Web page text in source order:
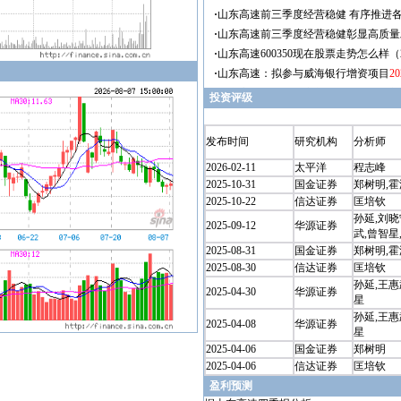
投资评级
发布时间 研究机构 分析师
2026-02-11 太平洋
程志峰
2025-10-31
国金证券
郑树明,
2025-10-22
信达证券
匡培钦
2025-09-12
华源证券
孙延,刘
武,曾智
2025-08-31
国金证券
郑树明,
2025-08-30
信达证券
匡培钦
2025-04-30
华源证券
孙延,王
星
2025-04-08
华源证券
孙延,王
星
2025-04-06
国金证券
郑树明
2025-04-06
信达证券
匡培钦
盈利预测